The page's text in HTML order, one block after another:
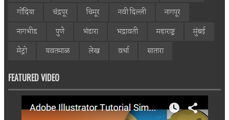
गोंदिया
चंद्रपूर चिमूर नवी दिल्ली
नागपूर
नागभीड
पुणे भंडारा भद्रावती महाराष्ट्र
मुंबई
मेट्रो
यवतमाळ लेख वर्धा सातारा
FEATURED VIDEO